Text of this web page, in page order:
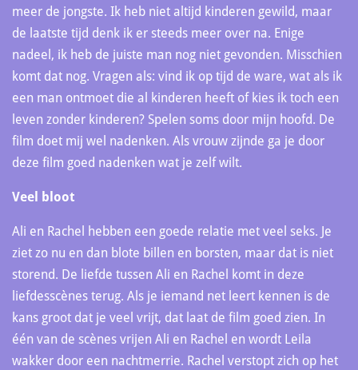
meer de jongste. Ik heb niet altijd kinderen gewild, maar
de laatste tijd denk ik er steeds meer over na. Enige
nadeel, ik heb de juiste man nog niet gevonden. Misschien
komt dat nog. Vragen als: vind ik op tijd de ware, wat als ik
een man ontmoet die al kinderen heeft of kies ik toch een
leven zonder kinderen? Spelen soms door mijn hoofd. De
film doet mij wel nadenken. Als vrouw zijnde ga je door
deze film goed nadenken wat je zelf wilt.
Veel bloot
Ali en Rachel hebben een goede relatie met veel seks. Je
ziet zo nu en dan blote billen en borsten, maar dat is niet
storend. De liefde tussen Ali en Rachel komt in deze
liefdesscènes terug. Als je iemand net leert kennen is de
kans groot dat je veel vrijt, dat laat de film goed zien. In
één van de scènes vrijen Ali en Rachel en wordt Leila
wakker door een nachtmerrie. Rachel verstopt zich op het